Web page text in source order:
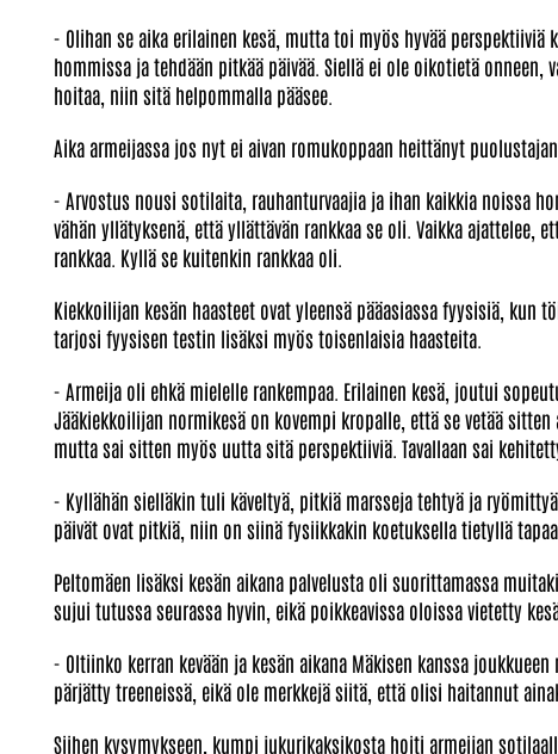
- Olihan se aika erilainen kesä, mutta toi myös hyvää
hommissa ja tehdään pitkää päivää. Siellä ei ole oikotietä
hoitaa, niin sitä helpommalla pääsee.
Aika armeijassa jos nyt ei aivan romukoppaan heittänyt
- Arvostus nousi sotilaita, rauhanturvaajia ja ihan kaikkia noissa
vähän yllätyksenä, että yllättävän rankkaa se oli. Vaikka
rankkaa. Kyllä se kuitenkin rankkaa oli.
Kiekkoilijan kesän haasteet ovat yleensä pääasiassa fyysisiä,
tarjosi fyysisen testin lisäksi myös toisenlaisia haasteita.
- Armeija oli ehkä mielelle rankempaa. Erilainen kesä, joutui
Jääkiekkoilijan normikesä on kovempi kropalle, että se vetää
mutta sai sitten myös uutta sitä perspektiiviä. Tavallaan sai
- Kyllähän sielläkin tuli käveltyä, pitkiä marsseja tehtyä ja
päivät ovat pitkiä, niin on siinä fysiikkakin koetuksella tietyllä tapaa.
Peltomäen lisäksi kesän aikana palvelusta oli suorittamassa
sujui tutussa seurassa hyvin, eikä poikkeavissa oloissa vietetty
- Oltiinko kerran kevään ja kesän aikana Mäkisen kanssa
pärjätty treeneissä, eikä ole merkkejä siitä, että olisi haitannut
Siihen kysymykseen, kumpi jukurikaksikosta hoiti armeijan